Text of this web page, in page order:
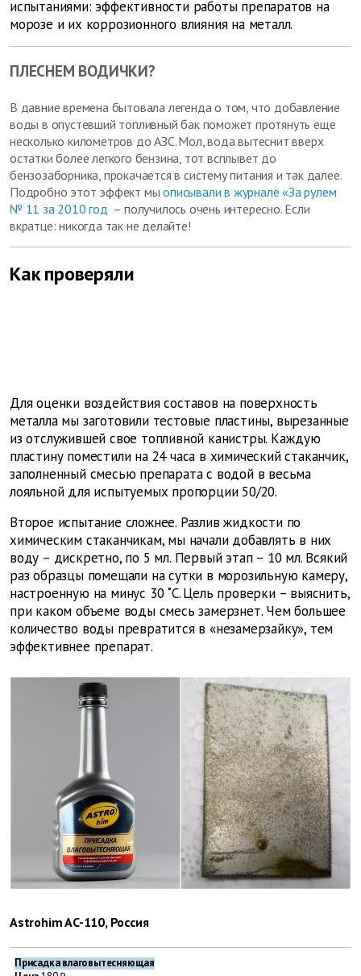
испытаниями: эффективности работы препаратов на
морозе и их коррозионного влияния на металл.
ПЛЕСНЕМ ВОДИЧКИ?
В давние времена бытовала легенда о том, что добавление
воды в опустевший топливный бак поможет протянуть еще
несколько километров до АЗС. Мол, вода вытеснит вверх
остатки более легкого бензина, тот всплывет до
бензозаборника, прокачается в систему питания и так далее.
Подробно этот эффект мы описывали в журнале «За рулем
№ 11 за 2010 год – получилось очень интересно. Если
вкратце: никогда так не делайте!
Как проверяли
Для оценки воздействия составов на поверхность
металла мы заготовили тестовые пластины, вырезанные
из отслужившей свое топливной канистры. Каждую
пластину поместили на 24 часа в химический стаканчик,
заполненный смесью препарата с водой в весьма
лояльной для испытуемых пропорции 50/20.
Второе испытание сложнее. Разлив жидкости по
химическим стаканчикам, мы начали добавлять в них
воду – дискретно, по 5 мл. Первый этап – 10 мл. Всякий
раз образцы помещали на сутки в морозильную камеру,
настроенную на минус 30 ˚С. Цель проверки – выяснить,
при каком объеме воды смесь замерзнет. Чем большее
количество воды превратится в «незамерзайку», тем
эффективнее препарат.
Astrohim AC-110, Россия
Присадка влаговытесняющая